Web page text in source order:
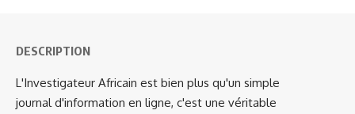
DESCRIPTION
L'Investigateur Africain est bien plus qu'un simple
journal d'information en ligne, c'est une véritable